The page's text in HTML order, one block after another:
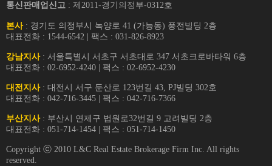
통신판매업신고 : 제2011-경기의정부-0312호
본사: 경기도 의정부시 녹양로 41 (가능동) 풍전빌딩 2층
대표전화 : 1544-6542 | 팩스 : 031-826-8923
강남지사: 서울특별시 서초구 서초대로 347 서초크로바타워 6층
대표전화 : 02-6952-4240 | 팩스 : 02-6952-4230
대전지사: 대전시 서구 둔산로 123번길 43, PJ빌딩 302호
대표전화 : 042-716-3445 | 팩스 : 042-716-7366
부산지사: 부산시 연제구 법원로32번길 9 고려빌딩 2층
대표전화 : 051-714-1454 | 팩스 : 051-714-1450
Copyright ⓒ 2010 L&C Real Estate Brokerage Firm Inc. All rights
reserved.